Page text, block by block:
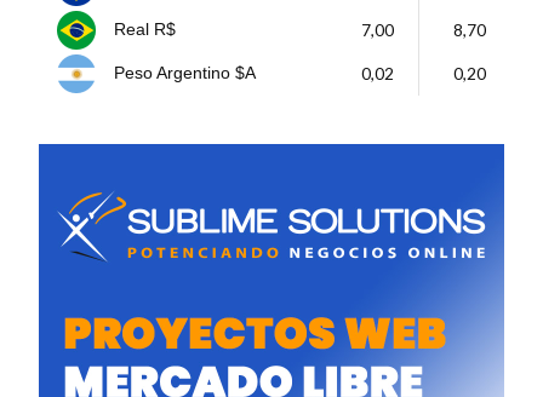
Real R$ 7,00 8,70
Peso Argentino $A 0,02 0,20